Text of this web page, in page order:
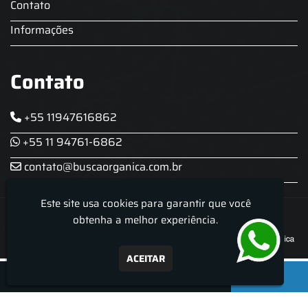
Contato
Informações
Contato
+55 11947616862
+55 11 94761-6862
contato@buscaorganica.com.br
Roda do Chopp - Aluguel De Chopeira
Este site usa cookies para garantir que você
obtenha a melhor experiência.
ACEITAR